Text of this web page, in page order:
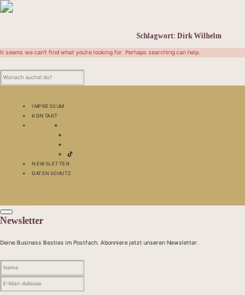
Schlagwort: Dirk Wilhelm
It seems we can’t find what you’re looking for. Perhaps searching can help.
IMPRESSUM
KONTAKT
NEWSLETTER
DATENSCHUTZ
Newsletter
Deine Business Besties im Postfach. Abonniere jetzt unseren Newsletter.